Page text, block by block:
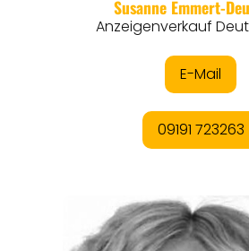
EVENTS
REISEFÜHRER
THEMEN